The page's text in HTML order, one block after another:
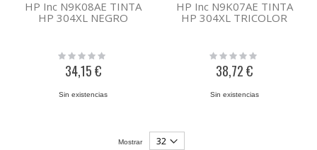
HP Inc N9K08AE TINTA
HP 304XL NEGRO
Rating:
34,15 €
Sin existencias
HP Inc N9K07AE TINTA
HP 304XL TRICOLOR
Rating:
38,72 €
Sin existencias
Mostrar